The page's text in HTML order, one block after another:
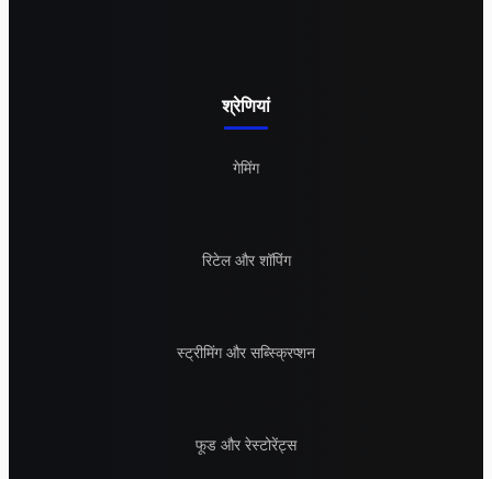
श्रेणियां
गेमिंग
रिटेल और शॉपिंग
स्ट्रीमिंग और सब्स्क्रिप्शन
फूड और रेस्टोरेंट्स